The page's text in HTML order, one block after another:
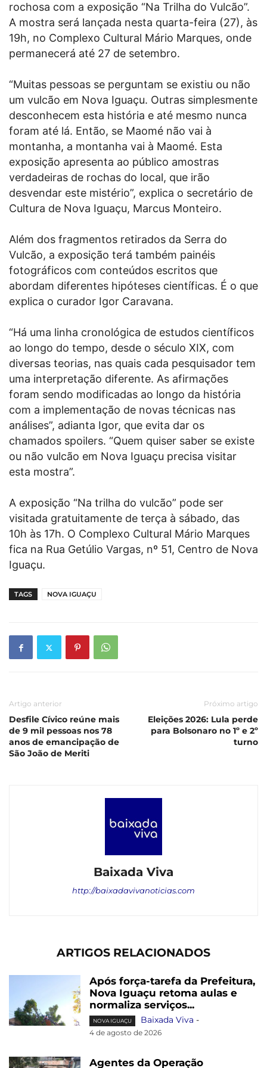
rochosa com a exposição “Na Trilha do Vulcão”.
A mostra será lançada nesta quarta-feira (27), às
19h, no Complexo Cultural Mário Marques, onde
permanecerá até 27 de setembro.
“Muitas pessoas se perguntam se existiu ou não
um vulcão em Nova Iguaçu. Outras simplesmente
desconhecem esta história e até mesmo nunca
foram até lá. Então, se Maomé não vai à
montanha, a montanha vai à Maomé. Esta
exposição apresenta ao público amostras
verdadeiras de rochas do local, que irão
desvendar este mistério”, explica o secretário de
Cultura de Nova Iguaçu, Marcus Monteiro.
Além dos fragmentos retirados da Serra do
Vulcão, a exposição terá também painéis
fotográficos com conteúdos escritos que
abordam diferentes hipóteses científicas. É o que
explica o curador Igor Caravana.
“Há uma linha cronológica de estudos científicos
ao longo do tempo, desde o século XIX, com
diversas teorias, nas quais cada pesquisador tem
uma interpretação diferente. As afirmações
foram sendo modificadas ao longo da história
com a implementação de novas técnicas nas
análises”, adianta Igor, que evita dar os
chamados spoilers. “Quem quiser saber se existe
ou não vulcão em Nova Iguaçu precisa visitar
esta mostra”.
A exposição “Na trilha do vulcão” pode ser
visitada gratuitamente de terça à sábado, das
10h às 17h. O Complexo Cultural Mário Marques
fica na Rua Getúlio Vargas, nº 51, Centro de Nova
Iguaçu.
TAGS NOVA IGUAÇU
Artigo anterior
Desfile Cívico reúne mais
de 9 mil pessoas nos 78
anos de emancipação de
São João de Meriti
Próximo artigo
Eleições 2026: Lula perde
para Bolsonaro no 1º e 2º
turno
Baixada Viva
http://baixadavivanoticias.com
ARTIGOS RELACIONADOS
Após força-tarefa da Prefeitura,
Nova Iguaçu retoma aulas e
normaliza serviços...
NOVA IGUAÇU Baixada Viva -
4 de agosto de 2026
Agentes da Operação